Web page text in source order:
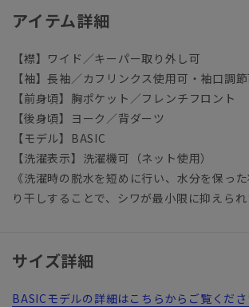
アイテム詳細
【襟】ワイド／キーパー取り外し可
【袖】長袖／カフリンクス使用可・袖口調
【前身頃】胸ポケット／フレンチフロント
【後身頃】ヨーク／背ダーツ
【モデル】BASIC
【洗濯表示】洗濯機可（ネット使用）
《洗濯時の脱水を短めに行い、水分を保っ
り干しすることで、シワが最小限に抑えられ
サイズ詳細
BASICモデルの詳細はこちらからご覧くださ